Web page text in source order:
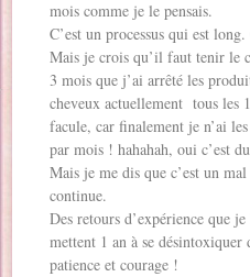
mois comme je le pensais.
C’est un processus qui est
Mais je crois qu’il faut tenir le
3 mois que j’ai arrêté les
cheveux actuellement tous les
facule, car finalement je n’ai
par mois ! hahahah, oui c’est
Mais je me dis que c’est un
continue.
Des retours d’expérience que
mettent 1 an à se
patience et courage !